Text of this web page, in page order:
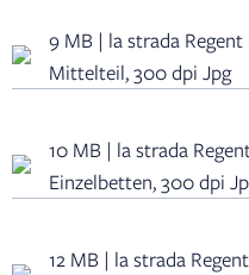
9 MB | la strada
Mittelteil, 300 dpi Jpg
10 MB | la strada
Einzelbetten, 300 dpi
12 MB | la strada